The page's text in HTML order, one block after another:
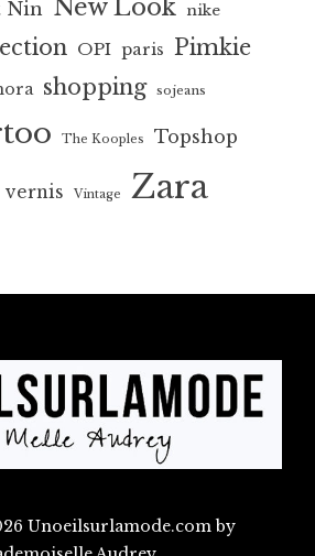
Nin New Look nike
OPI paris Pimkie
shopping sojeans
The Kooples Topshop
vernis Vintage Zara
Unoeilsurlamode.com by